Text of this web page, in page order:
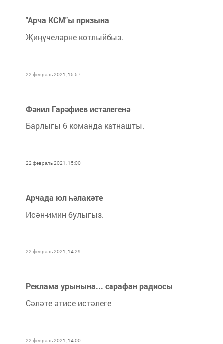
"Арча КСМ"ы призына
Җиңүчеләрне котлыйбыз.
22 февраль 2021, 15:57
Фәнил Гарәфиев истәлегенә
Барлыгы 6 команда катнашты.
22 февраль 2021, 15:00
Арчада юл һәлакәте
Исән-имин булыгыз.
22 февраль 2021, 14:29
Реклама урынына... сарафан радиосы
Сәләте әтисе истәлеге
22 февраль 2021, 14:00